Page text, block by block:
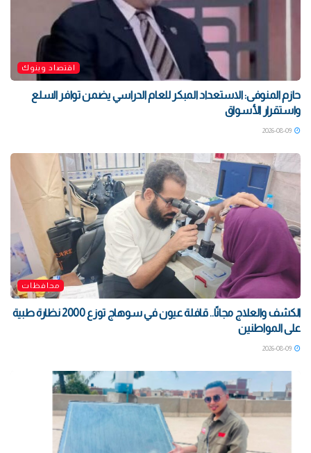
اقتصاد وبنوك
حازم المنوفى: الاستعداد المبكر للعام الدراسي يضمن توافر السلع
واستقرار الأسواق
محافظات
الكشف والعلاج مجانًا.. قافلة عيون في سوهاج توزع 2000 نظارة طبية
على المواطنين